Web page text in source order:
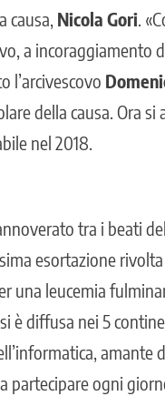
Nicola Gori .
a incoraggiamento
l’arcivescovo
della causa. Ora
nel 2018.
tra i beati
esortazione
una leucemia
è diffusa nei 5
amante
partecipare ogni